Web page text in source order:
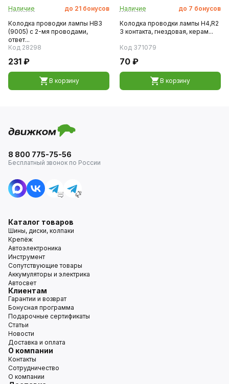
Наличие до 21 бонусов
Колодка проводки лампы HB3
(9005) с 2-мя проводами,
ответ...
Код 28298
231 ₽
В корзину
Наличие до 7 бонусов
Колодка проводки лампы Н4,R2
3 контакта, гнездовая, керам...
Код 371079
70 ₽
В корзину
8 800 775-75-56
Бесплатный звонок по России
Каталог товаров
Шины, диски, колпаки
Крепёж
Автоэлектроника
Инструмент
Сопутствующие товары
Аккумуляторы и электрика
Автосвет
Клиентам
Гарантии и возврат
Бонусная программа
Подарочные сертификаты
Статьи
Новости
Доставка и оплата
О компании
Контакты
Сотрудничество
О компании